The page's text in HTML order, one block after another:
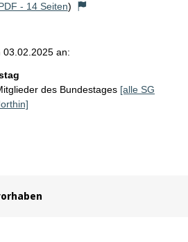
- 14 Seiten)
03.02.2025 an:
des Bundestages [alle SG